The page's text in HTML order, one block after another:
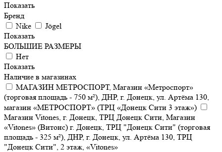
Показать
Бренд
Nike
Jögel
Показать
БОЛЬШИЕ РАЗМЕРЫ
Нет
Показать
Наличие в магазинах
МАГАЗИН МЕТРОСПОРТ, Магазин «Метроспорт»
(торговая площадь - 750 м²), ДНР, г. Донецк, ул. Артёма 130,
магазин «МЕТРОСПОРТ» (ТРЦ «Донецк Сити 3 этаж»)
Магазин Vitones, г. Донецк, ТРЦ Донецк Сити, Магазин
«Vitones» (Витонс) г. Донецк, ТРЦ "Донецк Сити" (торговая
площадь - 325 м²), ДНР, г. Донецк, ул. Артёма 130, ТРЦ
"Донецк Сити", 2 этаж, «Vitones»